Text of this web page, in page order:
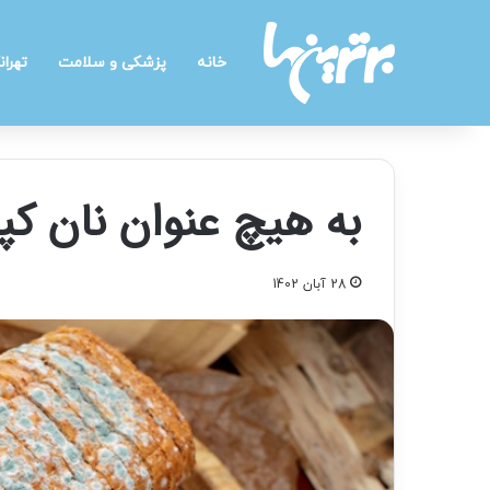
خانه پزشکی و سلامت
به هیچ عنوان نان
28 آبان 1402